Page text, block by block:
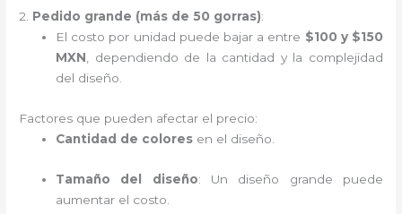
2. Pedido grande (más de 50 gorras):
El costo por unidad puede bajar a entre $100 y $150
MXN , dependiendo de la cantidad y la complejidad
del diseño.
Factores que pueden afectar el precio:
Cantidad de colores en el diseño.
Tamaño del diseño: Un diseño grande puede
aumentar el costo.